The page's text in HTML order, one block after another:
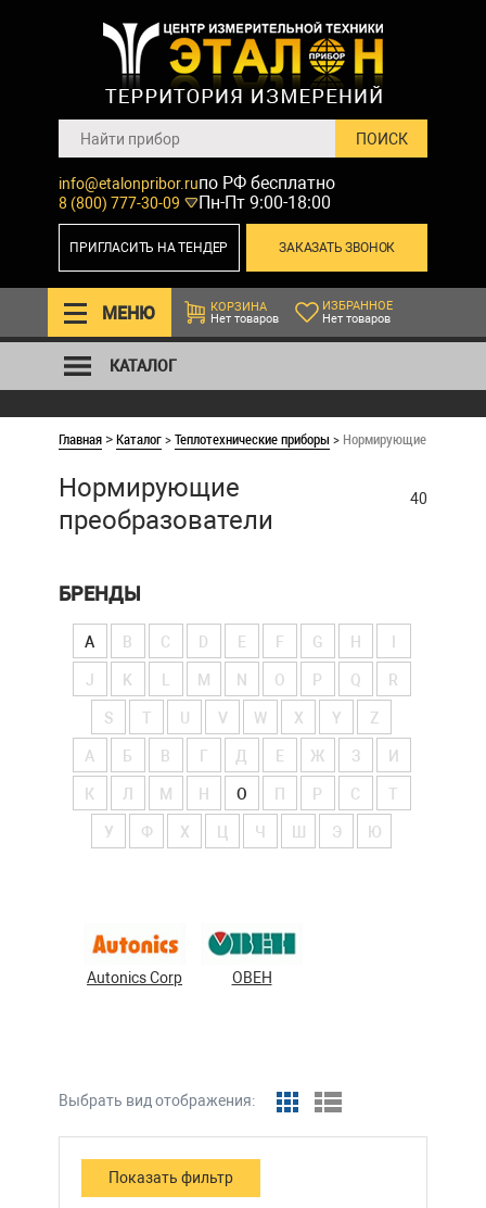
info@etalonpribor.ru
8 (800) 777-30-09
по РФ бесплатно
Пн-Пт 9:00-18:00
ЗАКАЗАТЬ ЗВОНОК
ПРИГЛАСИТЬ НА ТЕНДЕР
МЕНЮ
КОРЗИНА
Нет товаров
ИЗБРАННОЕ
Нет товаров
КАТАЛОГ
Главная >Каталог>Теплотехнические приборы > Нормирующие
Нормирующие
преобразователи
40
БРЕНДЫ
A B C D E F G H
J K M N O P Q R
S T V W X Y Z
А Б В Г Д Е Ж З И
К Л М Н О П Р С Т
У Ф Х Ч Э Ю
Autonics Corp ОВЕН
Выбрать вид отображения: